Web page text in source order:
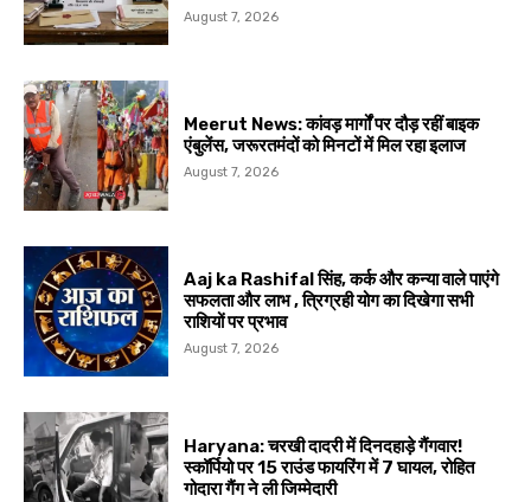
August 7, 2026
Meerut News: कांवड़ मार्गों पर दौड़ रहीं बाइक
एंबुलेंस, जरूरतमंदों को मिनटों में मिल रहा इलाज
August 7, 2026
Aaj ka Rashifal सिंह, कर्क और कन्या वाले पाएंगे
सफलता और लाभ , त्रिग्रही योग का दिखेगा सभी
राशियों पर प्रभाव
August 7, 2026
Haryana: चरखी दादरी में दिनदहाड़े गैंगवार!
स्कॉर्पियो पर 15 राउंड फायरिंग में 7 घायल, रोहित
गोदारा गैंग ने ली जिम्मेदारी